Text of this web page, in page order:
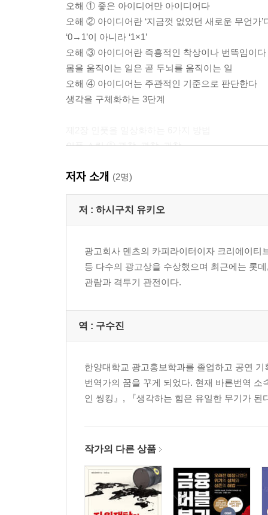
오해 ① 좋은 아이디어만 아이디어다
오해 ② 아이디어란 ‘지금껏 없었던 새로운 무언가’
‘0→1’이 아니라 ‘1×1’
오해 ③ 아이디어란 즉흥적인 착상이나 번뜩임이다
몸을 움직이는 일은 곧 두뇌를 움직이는 일
오해 ④ 아이디어는 주관적인 기준으로 판단한다
생각을 구체화하는 3단계
인풋 스킬 ① 관찰, 관찰, 관찰
인풋 스킬 ② 트위터에 메모한다
문득 떠오른 생각은 그 자리에서 트윗한다
인풋 스킬 ③ 누군가에게 이야기한다
인풋 스킬 ⑥ 조사하고, 조사하고, 잊는다
모조리 잊어도 괜찮다 / ‘쓸모 있다’는 말은 아이디
아이디어 스킬 ② 포스트잇 금지
아이디어 스킬 ④ 이미지 금지
아이디어 스킬 ⑤ 툴은 불필요하다
아이디어 스킬 ⑥ 여백을 활용한다
주인공이 있으면 글이 빛난다
아이디어 스킬 ⑨ 자기 인터뷰
거짓 기억에 주의한다
아이디어 스킬 ⑩ 유의어 사전을 사용한다
저자 소개 (2명)
저 : 하시구치 유키오
광고회사 덴츠의 카피라이터이자 크리에이
등 다수의 광고상을 수상했으며 최근에는 롯
관람과 격투기 관전이다.
역 : 구수진
한양대학교 광고홍보학과를 졸업하고 공연
번역가의 꿈을 꾸게 되었다. 현재 바른번역
인 씽킹』, 『생각하는 힘은 유일한 무기가 된
작가의 다른 상품